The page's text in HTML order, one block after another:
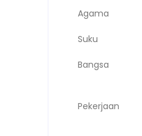
Agama
Suku
Bangsa
Pekerjaan